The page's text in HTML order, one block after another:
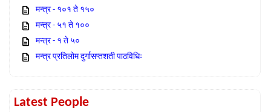
मन्त्र - १०१ ते १५०
मन्त्र - ५१ ते १००
मन्त्र - १ ते ५०
मन्त्र प्रतिलोम दुर्गासप्तशती पाठविधिः
Latest People